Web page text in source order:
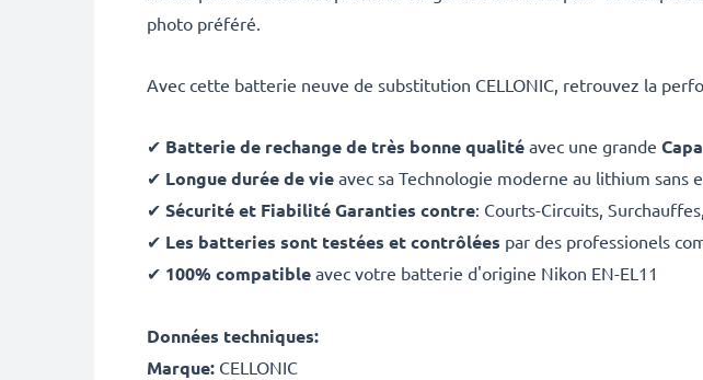
photo préféré.
Avec cette batterie neuve de substitution CELLONIC, retrouvez la
✔ Batterie de rechange de très bonne qualité avec une grande
✔ Longue durée de vie avec sa Technologie moderne au lithium sans
✔ Sécurité et Fiabilité Garanties contre: Courts-Circuits,
✔ Les batteries sont testées et contrôlées par des professionels
✔ 100% compatible avec votre batterie d'origine Nikon EN-EL11
Données techniques:
Marque: CELLONIC